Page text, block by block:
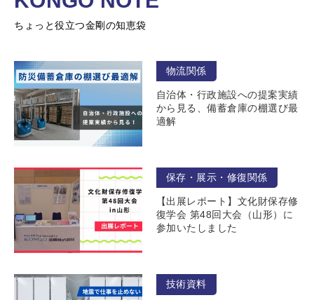
ちょっと役立つ金剛の知恵袋
物流関係
自治体・行政施設への提案実績
から見る、備蓄倉庫の棚選び最
適解
保存・展示・修復関係
【出展レポート】文化財保存修
復学会 第48回大会（山形）に
参加いたしました
技術資料